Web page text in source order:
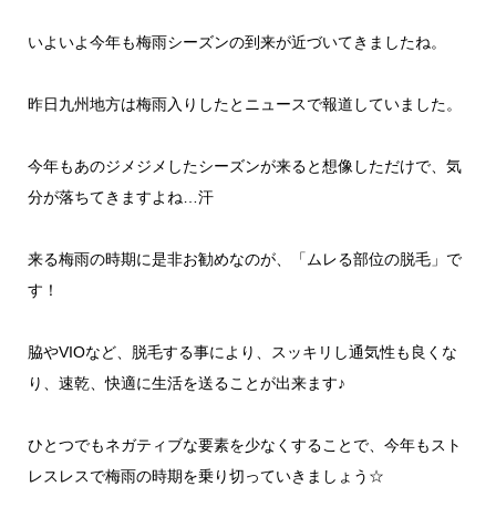
いよいよ今年も梅雨シーズンの到来が近づいてきましたね。
昨日九州地方は梅雨入りしたとニュースで報道していました。
今年もあのジメジメしたシーズンが来ると想像しただけで、気
分が落ちてきますよね…汗
来る梅雨の時期に是非お勧めなのが、「ムレる部位の脱毛」で
す！
脇やVIOなど、脱毛する事により、スッキリし通気性も良くな
り、速乾、快適に生活を送ることが出来ます♪
ひとつでもネガティブな要素を少なくすることで、今年もスト
レスレスで梅雨の時期を乗り切っていきましょう☆